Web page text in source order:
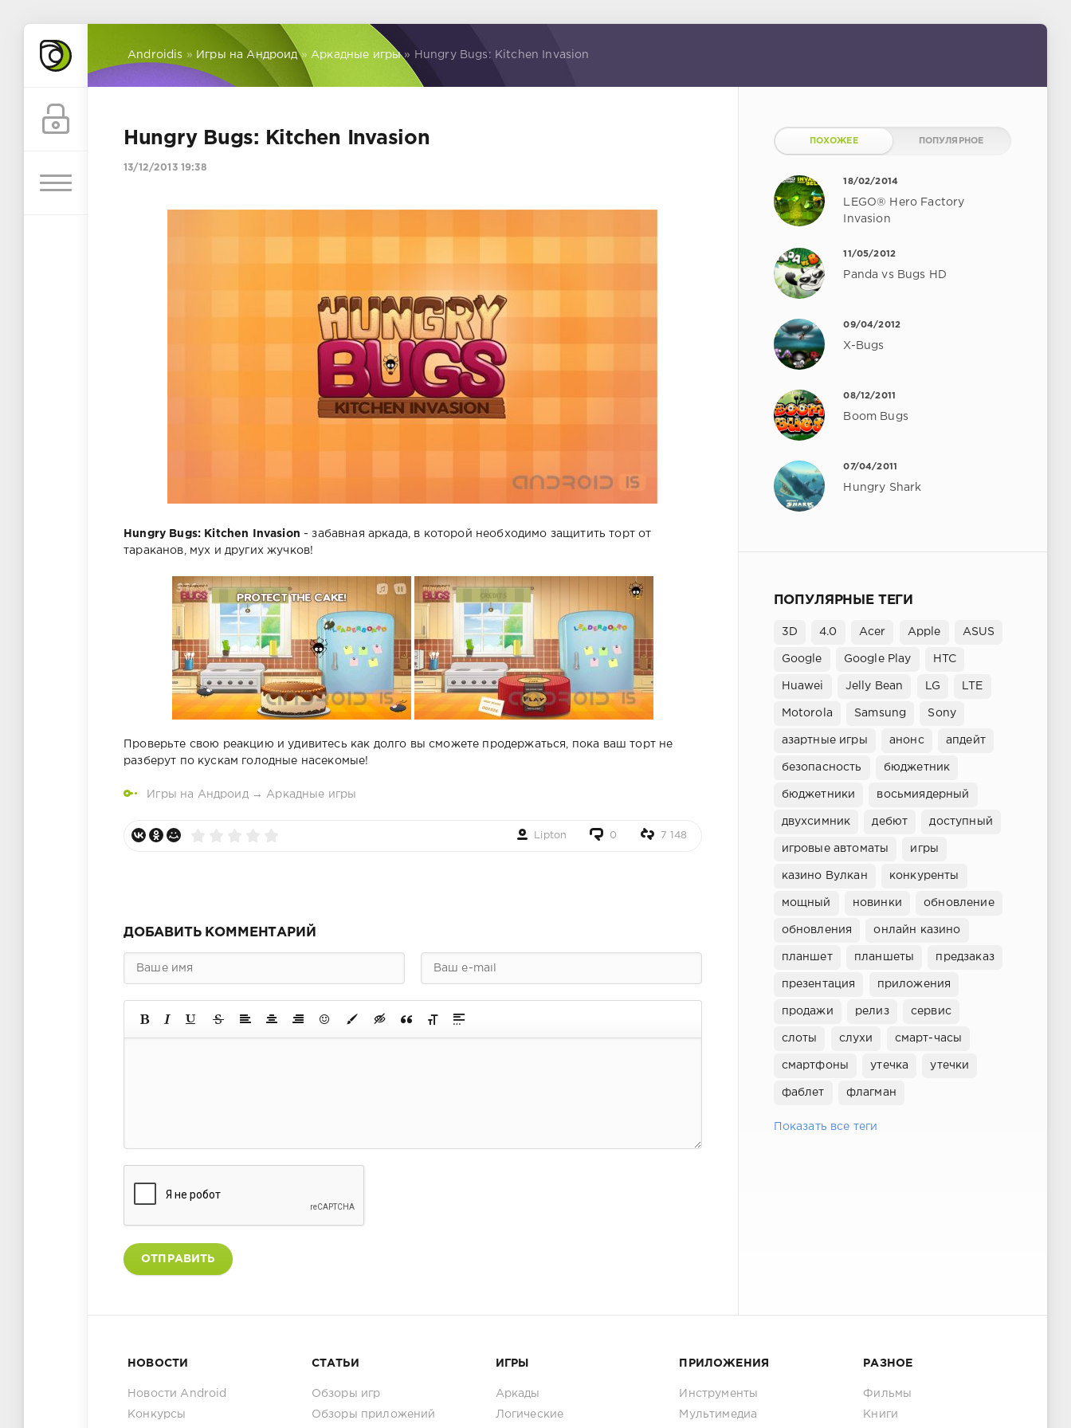
Androidis » Игры на Андроид» Аркадные игры» Hungry Bugs: Kitchen Invasion
Hungry Bugs: Kitchen Invasion
13/12/2013 19:38
Hungry Bugs: Kitchen Invasion - забавная аркада, в которой необходимо защитить торт от
тараканов, мух и других жучков!
Проверьте свою реакцию и удивитесь как долго вы сможете продержаться, пока ваш торт не
разберут по кускам голодные насекомые!
Игры на Андроид → Аркадные игры
Lipton 0 7 148
ДОБАВИТЬ КОММЕНТАРИЙ
ОТПРАВИТЬ
ПОХОЖЕЕ ПОПУЛЯРНОЕ
18/02/2014
LEGO® Hero Factory
Invasion
11/05/2012
Panda vs Bugs HD
09/04/2012
X-Bugs
08/12/2011
Boom Bugs
07/04/2011
Hungry Shark
ПОПУЛЯРНЫЕ ТЕГИ
3D 4.0 Acer Apple ASUS
Google Google Play HTC
Huawei Jelly Bean LG LTE
Motorola Samsung Sony
азартные игры анонс апдейт
безопасность бюджетник
бюджетники восьмиядерный
двухсимник дебют доступный
игровые автоматы игры
казино Вулкан конкуренты
мощный новинки обновление
обновления онлайн казино
планшет планшеты предзаказ
презентация приложения
продажи релиз сервис
слоты слухи смарт-часы
смартфоны утечка утечки
фаблет флагман
Показать все теги
НОВОСТИ
Новости Android
Конкурсы
СТАТЬИ
Обзоры игр
Обзоры приложений
ИГРЫ
Аркады
Логические
ПРИЛОЖЕНИЯ
Инструменты
Мультимедиа
РАЗНОЕ
Фильмы
Книги